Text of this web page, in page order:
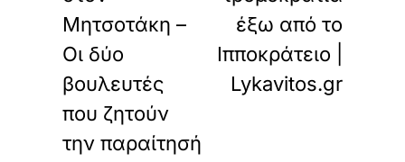
Μητσοτάκη –
Οι δύο
βουλευτές
που ζητούν
την παραίτησή
έξω από το
Ιπποκράτειο |
Lykavitos.gr